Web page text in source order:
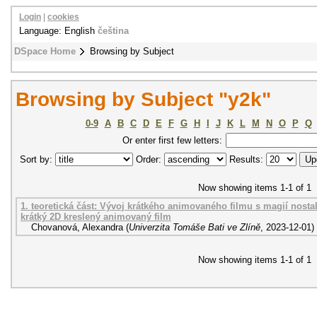
DSpace Home Browsing by Subject
Login cookies
Language: English čeština
Browsing by Subject "y2k"
0-9 A B C D E F G H J K L M N O P
Q
Or enter first few letters:
Sort by:
Order: Results:
Now showing items 1-1 of 1
1. teoretická část: Vývoj krátkého animovaného filmu s magií
krátký 2D kreslený animovaný film
Chovanová, Alexandra (Univerzita Tomáše Bati ve Zlíně, 2023-12-01)
Now showing items 1-1 of 1